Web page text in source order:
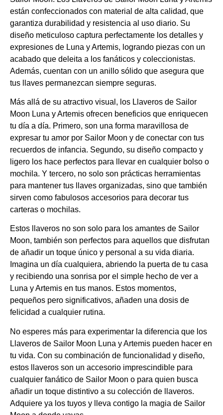
están confeccionados con material de alta calidad, que
garantiza durabilidad y resistencia al uso diario. Su
diseño meticuloso captura perfectamente los detalles y
expresiones de Luna y Artemis, logrando piezas con un
acabado que deleita a los fanáticos y coleccionistas.
Además, cuentan con un anillo sólido que asegura que
tus llaves permanezcan siempre seguras.
Más allá de su atractivo visual, los Llaveros de Sailor
Moon Luna y Artemis ofrecen beneficios que enriquecen
tu día a día. Primero, son una forma maravillosa de
expresar tu amor por Sailor Moon y de conectar con tus
recuerdos de infancia. Segundo, su diseño compacto y
ligero los hace perfectos para llevar en cualquier bolso o
mochila. Y tercero, no solo son prácticas herramientas
para mantener tus llaves organizadas, sino que también
sirven como fabulosos accesorios para decorar tus
carteras o mochilas.
Estos llaveros no son solo para los amantes de Sailor
Moon, también son perfectos para aquellos que disfrutan
de añadir un toque único y personal a su vida diaria.
Imagina un día cualquiera, abriendo la puerta de tu casa
y recibiendo una sonrisa por el simple hecho de ver a
Luna y Artemis en tus manos. Estos momentos,
pequeños pero significativos, añaden una dosis de
felicidad a cualquier rutina.
No esperes más para experimentar la diferencia que los
Llaveros de Sailor Moon Luna y Artemis pueden hacer en
tu vida. Con su combinación de funcionalidad y diseño,
estos llaveros son un accesorio imprescindible para
cualquier fanático de Sailor Moon o para quien busca
añadir un toque distintivo a su colección de llaveros.
Adquiere ya los tuyos y lleva contigo la magia de Sailor